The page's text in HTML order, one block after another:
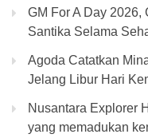
GM For A Day 2026,
Santika Selama
Agoda Catatkan
Jelang Libur Hari
Nusantara Explorer
yang memadukan